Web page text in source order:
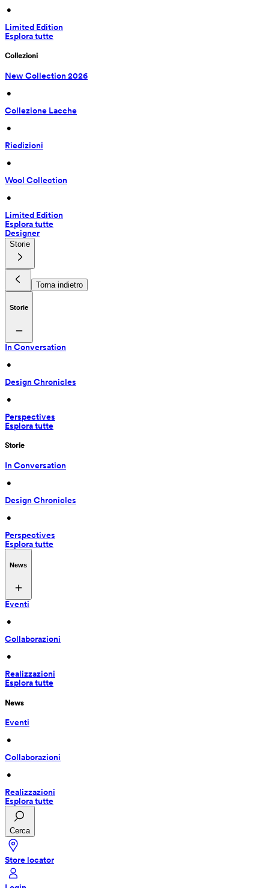
•
Limited Edition
Esplora tutte
Collezioni
New Collection 2026
•
Collezione Lacche
•
Riedizioni
•
Wool Collection
•
Limited Edition
Esplora tutte
Designer
Storie
Torna indietro
Storie
In Conversation
•
Design Chronicles
•
Perspectives
Esplora tutte
Storie
In Conversation
•
Design Chronicles
•
Perspectives
Esplora tutte
News
Eventi
•
Collaborazioni
•
Realizzazioni
Esplora tutte
News
Eventi
•
Collaborazioni
•
Realizzazioni
Esplora tutte
Cerca
Store locator